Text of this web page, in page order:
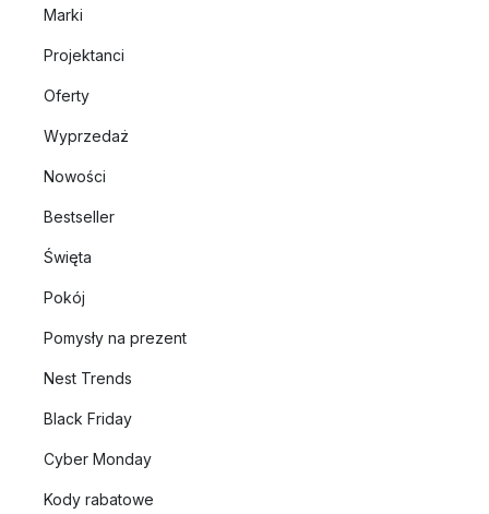
Marki
Projektanci
Oferty
Wyprzedaż
Nowości
Bestseller
Święta
Pokój
Pomysły na prezent
Nest Trends
Black Friday
Cyber Monday
Kody rabatowe